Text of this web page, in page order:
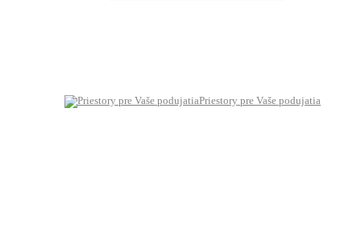
Priestory pre Vaše podujatia